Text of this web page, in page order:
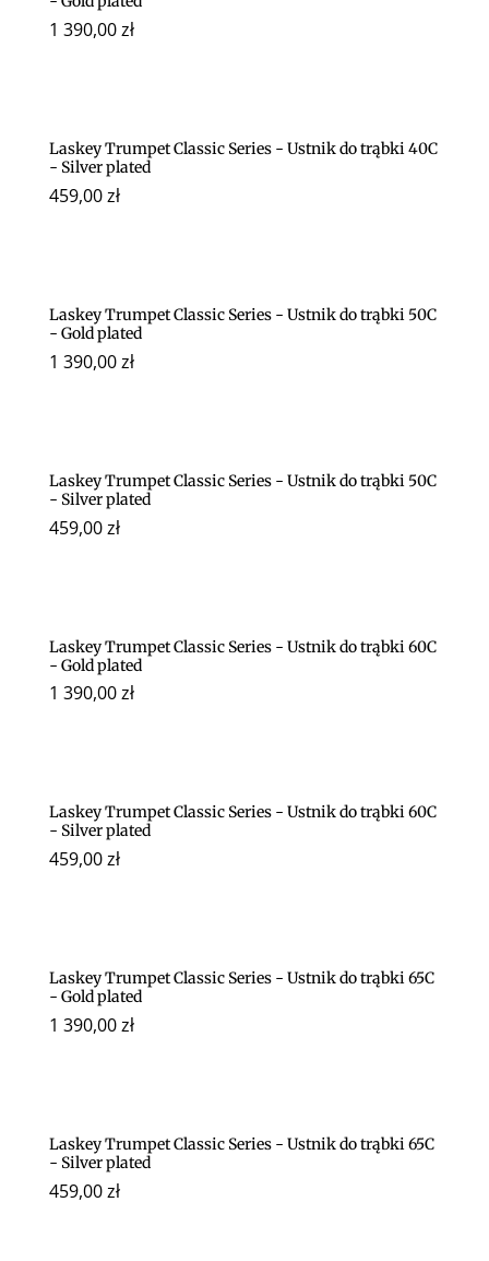
1 390,00zł
Laskey Trumpet Classic Series - Ustnik do trąbki 40C
- Silver plated
459,00zł
Laskey Trumpet Classic Series - Ustnik do trąbki 50C
- Gold plated
1 390,00zł
Laskey Trumpet Classic Series - Ustnik do trąbki 50C
- Silver plated
459,00zł
Laskey Trumpet Classic Series - Ustnik do trąbki 60C
- Gold plated
1 390,00zł
Laskey Trumpet Classic Series - Ustnik do trąbki 60C
- Silver plated
459,00zł
Laskey Trumpet Classic Series - Ustnik do trąbki 65C
- Gold plated
1 390,00zł
Laskey Trumpet Classic Series - Ustnik do trąbki 65C
- Silver plated
459,00zł